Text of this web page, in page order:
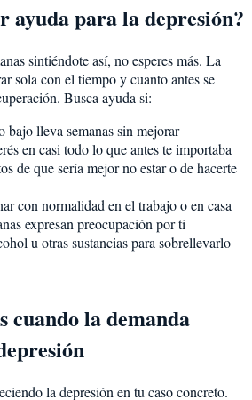
ayuda para la depresión?
sintiéndote así, no esperes más. La
sola con el tiempo y cuanto antes se
Busca ayuda si:
bajo lleva semanas sin mejorar
en casi todo lo que antes te importaba
de que sería mejor no estar o de hacerte
con normalidad en el trabajo o en casa
expresan preocupación por ti
u otras sustancias para sobrellevarlo
cuando la demanda
la depresión en tu caso concreto.